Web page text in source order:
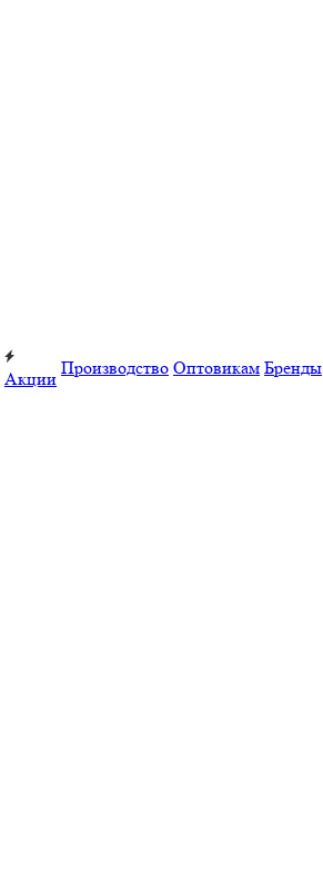
Акции
Производство Оптовикам Бренды